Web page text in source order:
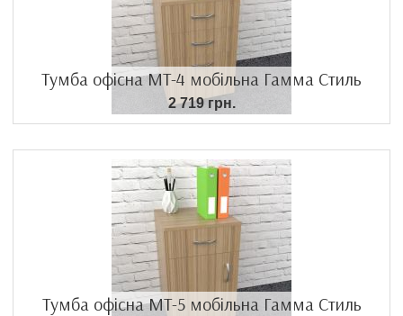
Тумба офісна МТ-4 мобільна Гамма Стиль
2 719 грн.
Тумба офісна МТ-5 мобільна Гамма Стиль